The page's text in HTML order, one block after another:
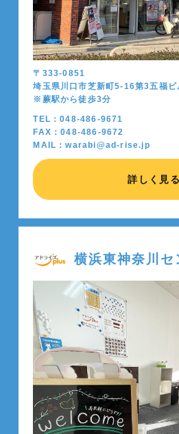
〒333-0851
埼玉県川口市芝新町5-16第3五福ビ
※蕨駅から徒歩3分
TEL：048-486-9671
FAX：048-486-9672
MAIL：warabi@ad-rise.jp
詳しく見る
横浜東神奈川セ